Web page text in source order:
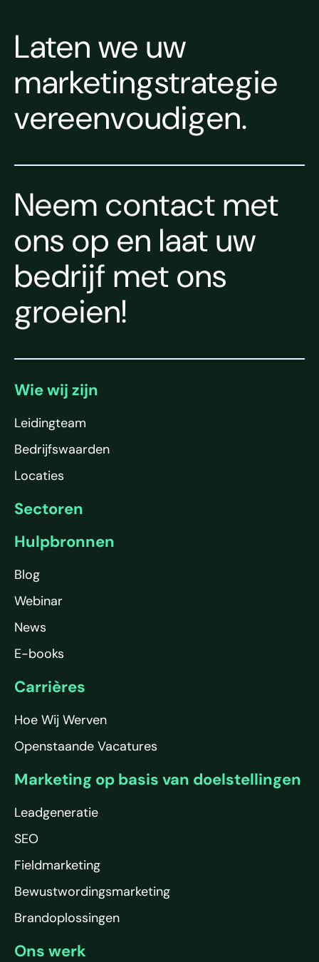
Laten we uw
marketingstrategie
vereenvoudigen.
Neem contact met
ons op en laat uw
bedrijf met ons
groeien!
Wie wij zijn
Leidingteam
Bedrijfswaarden
Locaties
Sectoren
Hulpbronnen
Blog
Webinar
News
E-books
Carrières
Hoe Wij Werven
Openstaande Vacatures
Marketing op basis van doelstellingen
Leadgeneratie
SEO
Fieldmarketing
Bewustwordingsmarketing
Brandoplossingen
Ons werk